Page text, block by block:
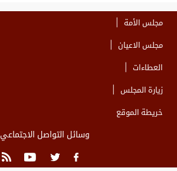
مجلس الأمة
مجلس الاعيان
العطاءات
زيارة المجلس
خريطة الموقع
وسائل التواصل الاجتماعي